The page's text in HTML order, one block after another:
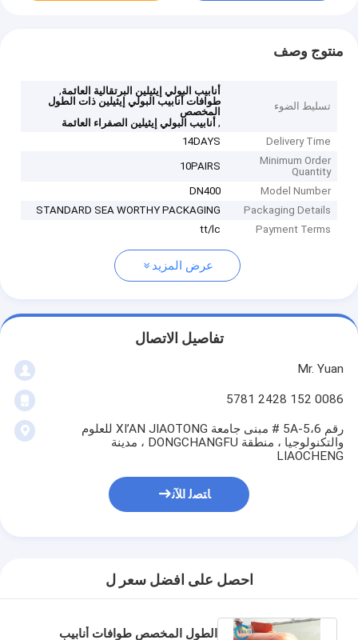
منتوج وصف
تسليط الضوء
أنابيب البولي إيثيلين البرتقالية العائمة,
طوافات أنابيب البولي إيثيلين ذات الطول
المخصص
,أنابيب البولي إيثيلين الصفراء العائمة
Delivery Time
14DAYS
Minimum Order
Quantity
10PAIRS
Model Number
DN400
Packaging Details
STANDARD SEA WORTHY PACKAGING
Payment Terms
tt/lc
عرض المزيد
تفاصيل الاتصال
Mr. Yuan
0086 152 2428 5781
رقم 5A-5،6 # مبنى جامعة XI’AN JIAOTONG للعلوم
والتكنولوجيا ، منطقة DONGCHANGFU ، مدينة
LIAOCHENG
ﺎﺘﺼﻟ ﺍﻶﻧ
احصل على افضل سعر ل
الطول المخصص طوافات أنابيب